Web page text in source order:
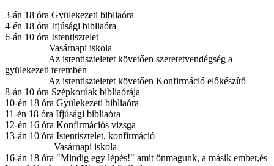
3-án 18 óra Gyülekezeti bibliaóra
4-én 18 óra Ifjúsági bibliaóra
6-án 10 óra Istentisztelet
Vasárnapi iskola
Az istentiszteletet követően szeretetvendégség a
gyülekezeti teremben
Az istentiszteletet követően Konfirmáció előkészítő
8-án 10 óra Szépkorúak bibliaórája
10-én 18 óra Gyülekezeti bibliaóra
11-én 18 óra Ifjúsági bibliaóra
12-én 16 óra Konfirmációs vizsga
13-án 10 óra Istentisztelet, konfirmáció
Vasárnapi iskola
16-án 18 óra "Mindig egy lépés!" amit önmagunk, a másik ember,és